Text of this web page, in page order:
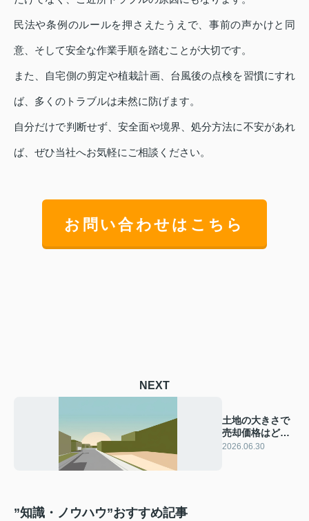
民法や条例のルールを押さえたうえで、事前の声かけと同
意、そして安全な作業手順を踏むことが大切です。
また、自宅側の剪定や植栽計画、台風後の点検を習慣にすれ
ば、多くのトラブルは未然に防げます。
自分だけで判断せず、安全面や境界、処分方法に不安があれ
ば、ぜひ当社へお気軽にご相談ください。
お問い合わせはこちら
NEXT
土地の大きさで
売却価格はどう
変わる？影響と
2026.06.30
”知識・ノウハウ”おすすめ記事